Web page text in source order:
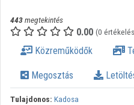
Intézményi listák
Intézmények
Közreműködők
443megtekintés
0.00 (0
Közreműködők
Megosztás
Tulajdonos: Kadosa